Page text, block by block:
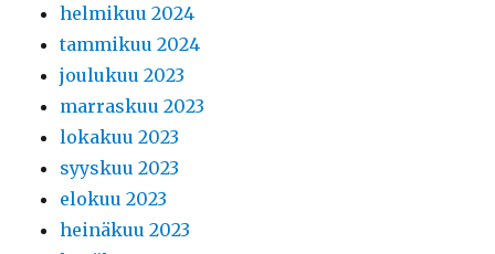
helmikuu 2024
tammikuu 2024
joulukuu 2023
marraskuu 2023
lokakuu 2023
syyskuu 2023
elokuu 2023
heinäkuu 2023